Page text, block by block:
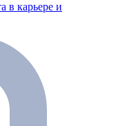
в карьере и